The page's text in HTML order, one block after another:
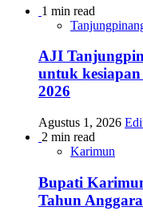
1 min read
AJI
untuk
2026
Agustus 1, 2026
2 min read
Karimun
Bupati
Tahun